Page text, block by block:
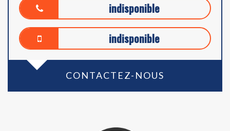
indisponible
indisponible
CONTACTEZ-NOUS